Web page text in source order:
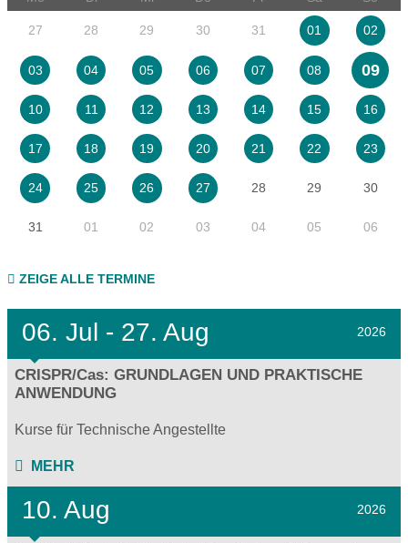
27 28 29 30 31 01 02
03 04 05 06 07 08 09
10 11 12 13 14 15 16
17 18 19 20 21 22 23
24 25 26 27 28 29 30
31 01 02 03 04 05 06
ZEIGE ALLE TERMINE
06. Jul - 27. Aug 2026
CRISPR/Cas: GRUNDLAGEN UND PRAKTISCHE
ANWENDUNG
Kurse für Technische Angestellte
MEHR
10. Aug 2026